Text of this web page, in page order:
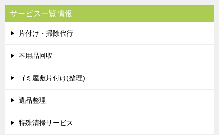
サービス一覧情報
片付け・掃除代行
不用品回収
ゴミ屋敷片付け(整理)
遺品整理
特殊清掃サービス